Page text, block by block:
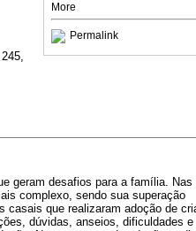
More
Permalink
geram desafios para a família. Nas
complexo, sendo sua superação
casais que realizaram adoção de
dúvidas, anseios, dificuldades e